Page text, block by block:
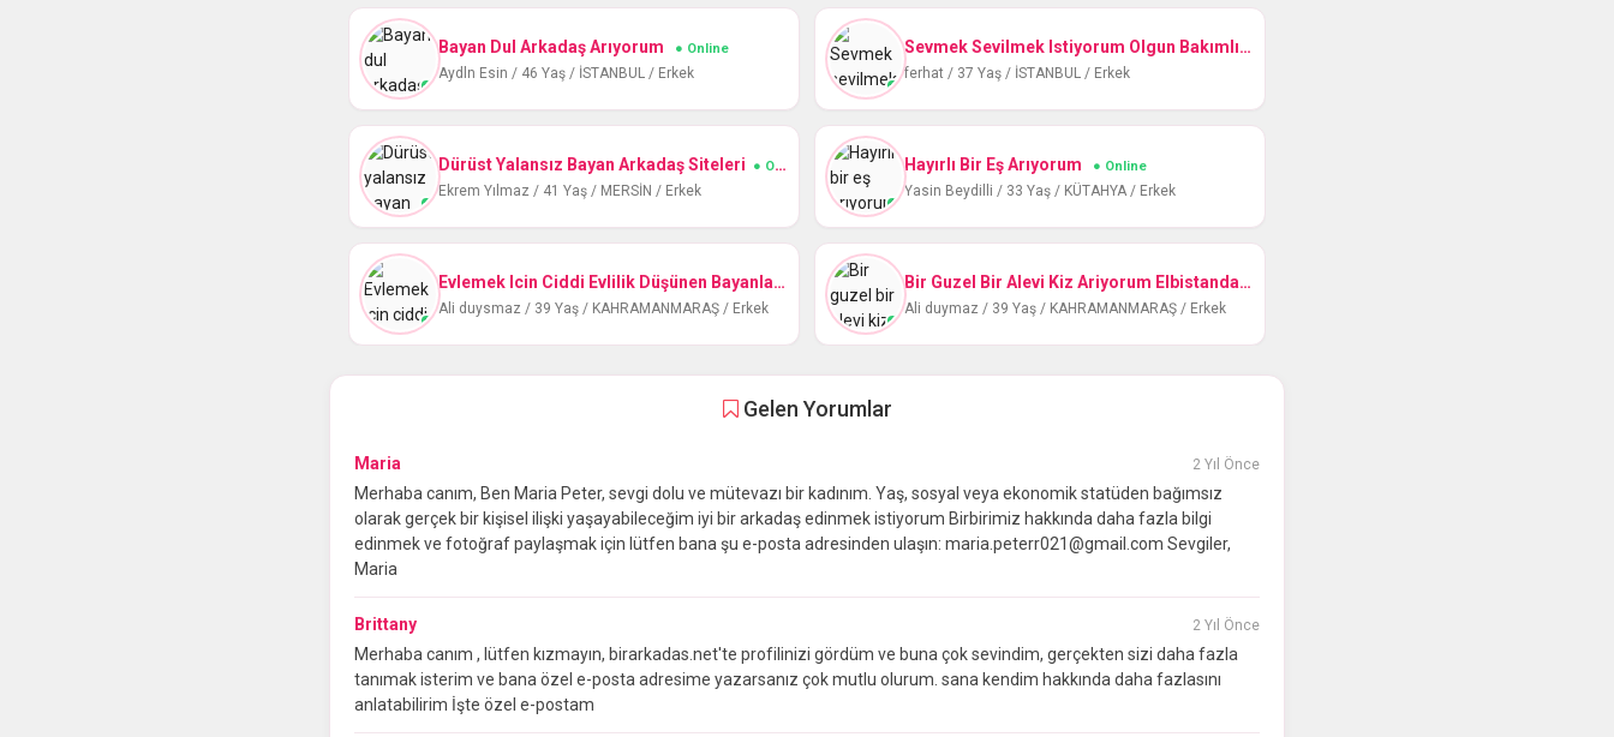
Bayan Dul Arkadaş Arıyorum ● Online
Aydln Esin / 46 Yaş / İSTANBUL / Erkek
Sevmek Sevilmek Istiyorum Olgun Bakımlı Güzel Bayanlar
ferhat / 37 Yaş / İSTANBUL / Erkek
Dürüst Yalansız Bayan Arkadaş Siteleri ● Online
Ekrem Yılmaz / 41 Yaş / MERSİN / Erkek
Hayırlı Bir Eş Arıyorum ● Online
Yasin Beydilli / 33 Yaş / KÜTAHYA / Erkek
Evlemek Icin Ciddi Evlilik Düşünen Bayanlar ● Online
Ali duysmaz / 39 Yaş / KAHRAMANMARAŞ / Erkek
Bir Guzel Bir Alevi Kiz Ariyorum Elbistanda● Online
Ali duymaz / 39 Yaş / KAHRAMANMARAŞ / Erkek
Gelen Yorumlar
Maria 2 Yıl Önce
Merhaba canım, Ben Maria Peter, sevgi dolu ve mütevazı bir kadınım. Yaş, sosyal veya ekonomik statüden bağımsız
olarak gerçek bir kişisel ilişki yaşayabileceğim iyi bir arkadaş edinmek istiyorum Birbirimiz hakkında daha fazla bilgi
edinmek ve fotoğraf paylaşmak için lütfen bana şu e-posta adresinden ulaşın: maria.peterr021@gmail.com Sevgiler,
Maria
Brittany 2 Yıl Önce
Merhaba canım , lütfen kızmayın, birarkadas.net'te profilinizi gördüm ve buna çok sevindim, gerçekten sizi daha fazla
tanımak isterim ve bana özel e-posta adresime yazarsanız çok mutlu olurum. sana kendim hakkında daha fazlasını
anlatabilirim İşte özel e-postam